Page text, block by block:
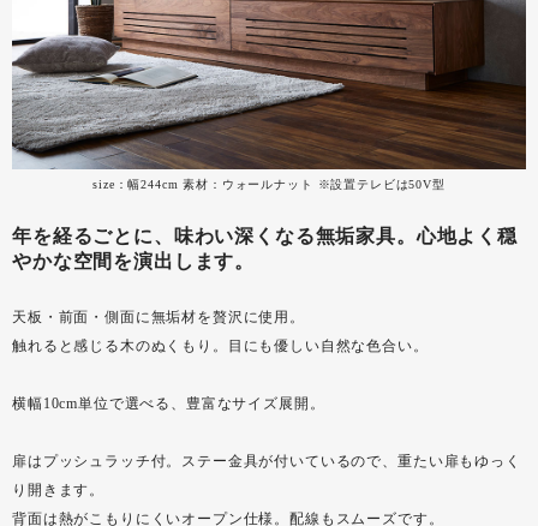
size：幅244cm 素材：ウォールナット ※設置テレビは50V型
年を経るごとに、味わい深くなる無垢家具。心地よく穏
やかな空間を演出します。
天板・前面・側面に無垢材を贅沢に使用。
触れると感じる木のぬくもり。目にも優しい自然な色合い。
横幅10cm単位で選べる、豊富なサイズ展開。
扉はプッシュラッチ付。ステー金具が付いているので、重たい扉もゆっく
り開きます。
背面は熱がこもりにくいオープン仕様。配線もスムーズです。